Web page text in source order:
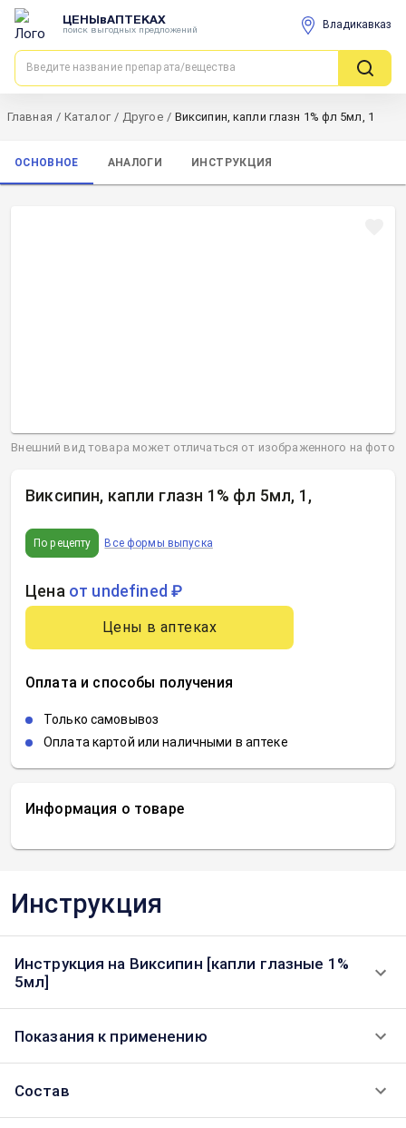
ЦЕНЫвАПТЕКАХ
поиск выгодных предложений Владикавказ
Главная / Каталог / Другое / Виксипин, капли глазн 1% фл 5мл, 1
ОСНОВНОЕ АНАЛОГИ ИНСТРУКЦИЯ
Информация о товаре
Виксипин, капли глазн 1% фл 5мл, 1 ,
По рецепту Все формы выпуска
Цена от undefined ₽
Цены в аптеках
Оплата и способы получения
Только самовывоз
Оплата картой или наличными в аптеке
Внешний вид товара может отличаться от изображенного на фото
Инструкция
Инструкция на Виксипин [капли глазные 1%
5мл]
Показания к применению
Состав